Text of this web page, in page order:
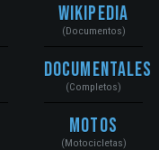
Wikipedia
(Documentos)
Documentales
(Completos)
Motos
(Motocicletas)